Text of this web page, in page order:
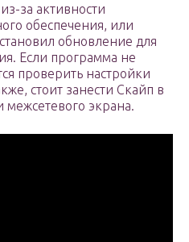
за активности
обеспечения, или
обновление для
Если программа не
проверить настройки
стоит занести Скайп в
межсетевого экрана.